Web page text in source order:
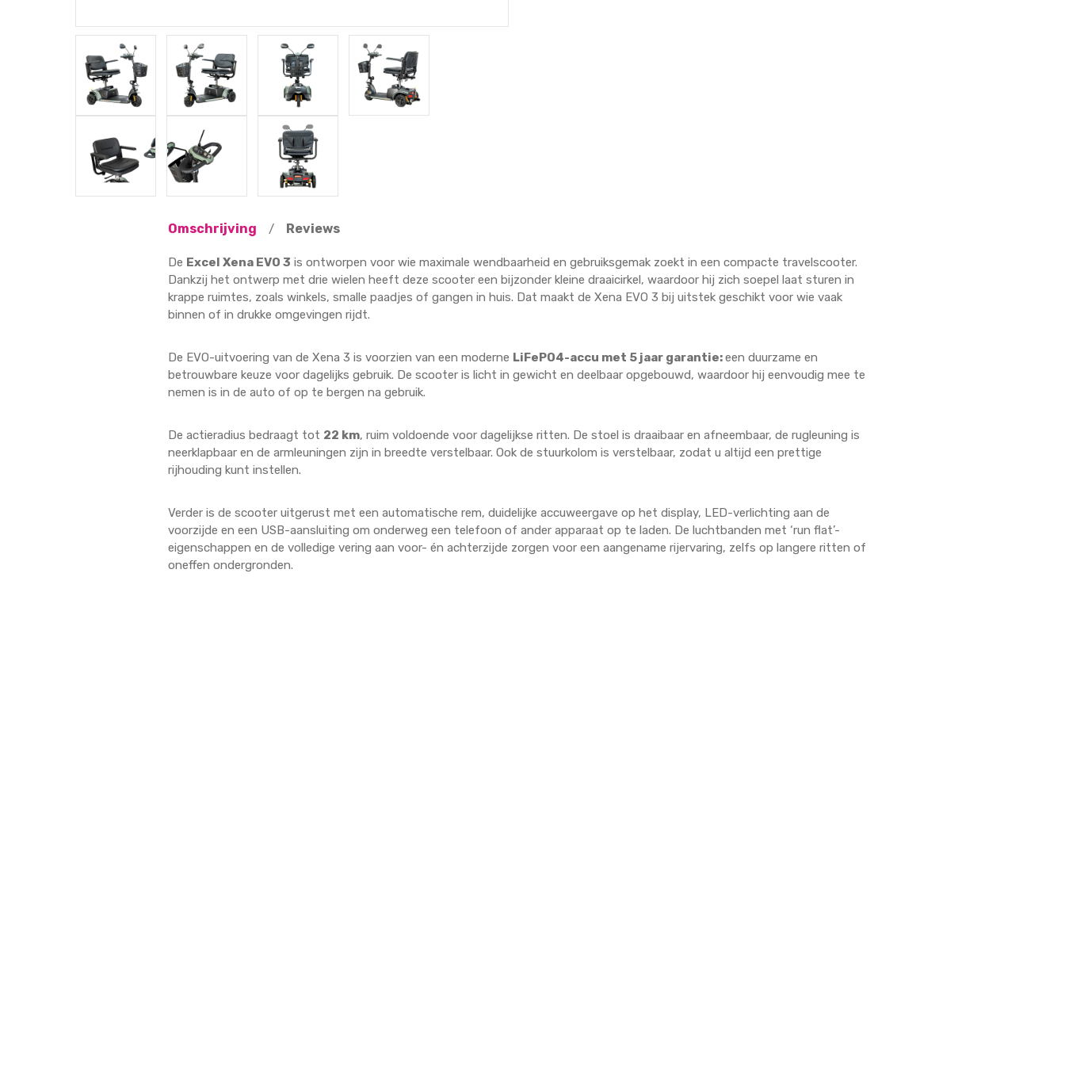
Omschrijving / Reviews
De Excel Xena EVO 3 is ontworpen voor wie maximale wendbaarheid en gebruiksgemak zoekt in een compacte travelscooter.
Dankzij het ontwerp met drie wielen heeft deze scooter een bijzonder kleine draaicirkel, waardoor hij zich soepel laat sturen in
krappe ruimtes, zoals winkels, smalle paadjes of gangen in huis. Dat maakt de Xena EVO 3 bij uitstek geschikt voor wie vaak
binnen of in drukke omgevingen rijdt.
De EVO-uitvoering van de Xena 3 is voorzien van een moderne LiFePO4-accu met 5 jaar garantie:een duurzame en
betrouwbare keuze voor dagelijks gebruik. De scooter is licht in gewicht en deelbaar opgebouwd, waardoor hij eenvoudig mee te
nemen is in de auto of op te bergen na gebruik.
De actieradius bedraagt tot 22 km, ruim voldoende voor dagelijkse ritten. De stoel is draaibaar en afneembaar, de rugleuning is
neerklapbaar en de armleuningen zijn in breedte verstelbaar. Ook de stuurkolom is verstelbaar, zodat u altijd een prettige
rijhouding kunt instellen.
Verder is de scooter uitgerust met een automatische rem, duidelijke accuweergave op het display, LED-verlichting aan de
voorzijde en een USB-aansluiting om onderweg een telefoon of ander apparaat op te laden. De luchtbanden met ‘run flat’-
eigenschappen en de volledige vering aan voor- én achterzijde zorgen voor een aangename rijervaring, zelfs op langere ritten of
oneffen ondergronden.